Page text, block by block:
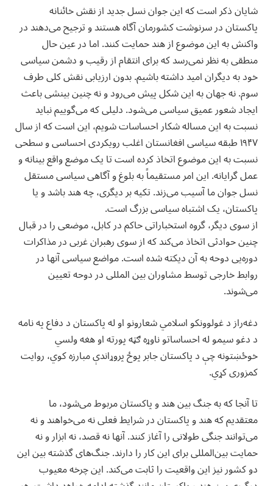
‏شایان ذکر است که این جوان نسل جدید از نقش خائنانه
پاکستان در سرنوشت کشورمان آگاه هستند و ترجیح می‌دهند در
واکنش به این موضوع از هند حمایت کنند. اما در عین حال
منطقی به نظر نمی‌رسد که برای انتقام از رقیب و دشمن سیاسی
خود به دیگران امید داشته باشیم. بدون ارزیابی نقش کلی طرف
سوم. نه جهان به این شکل پیش می‌رود و نه چنین بینشی باعث
ایجاد شعور عمیق سیاسی می‌شود. دلیلی که می‌گوییم نباید
نسبت به این مساله شکار احساسات شویم، این است که از سال
۱۹۴۷ طبقه سیاسی افغانستان اغلب رویکردی احساسی و سطحی
نسبت به این موضوع اتخاذ کرده است تا یک موضع واقع بینانه و
عمل گرایانه. این امر مستقیماً به بلوغ و آگاهی سیاسی مستقل
نسل جوان ما آسیب می‌زند. تکیه بر دیگری، چه هند باشد و یا
پاکستان، یک اشتباه سیاسی بزرگ است.
‏از سوی دیگر، گروه استخباراتی حاکم در کابل، موضعی را در قبال
چنین حوادثی اتخاذ می‌کند که از سوی رهبران غربی در مذاکرات
دوره‌‌یی دوحه به آن دیکته شده است. مواضع سیاسی آنها در
روابط خارجی توسط مشاوران بین المللی در دوحه تعیین
می‌شوند.
‏دغه‌راز د غولوونکو اسلامي شعارونو او له پاکستان د دفاع په نامه
د دغو سیمو له احساساتو ناوړه ګټه پورته او هغه ولسي
خوځښتونه چې د پاکستان جابر پوځ پروړاندې مبارزه کوي، روایت
کمزوری کړي.
‏تا آنجا که به جنگ بین هند و پاکستان مربوط می‌شود، ما
معتقدیم که هند و پاکستان در شرایط فعلی نه می‌خواهند و نه
می‌توانند جنگی طولانی را آغاز کنند. آنها نه قصد، نه ابزار و نه
حمایت بین‌المللی برای این کار را دارند. جنگ‌های گذشته بین این
دو کشور نیز این واقعیت را ثابت می‌کند. این چرخه معیوب